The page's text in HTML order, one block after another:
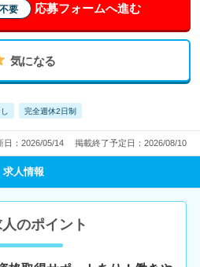
要 応募フォームへ進む
気になる
完全週休2日制
日：2026/05/14 掲載終了予定日：2026/08/10
求人情報
のポイント